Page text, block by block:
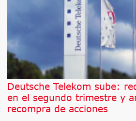
Deutsche Telekom sube:
en el segundo trimestre y
recompra de acciones